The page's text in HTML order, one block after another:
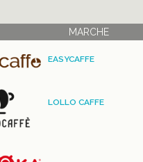
MARCHE
EASYCAFFE
LOLLO CAFFE